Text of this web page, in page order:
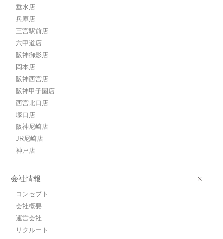
垂水店
兵庫店
三宮駅前店
六甲道店
阪神御影店
岡本店
阪神西宮店
阪神甲子園店
西宮北口店
塚口店
阪神尼崎店
JR尼崎店
神戸店
会社情報
コンセプト
会社概要
運営会社
リクルート